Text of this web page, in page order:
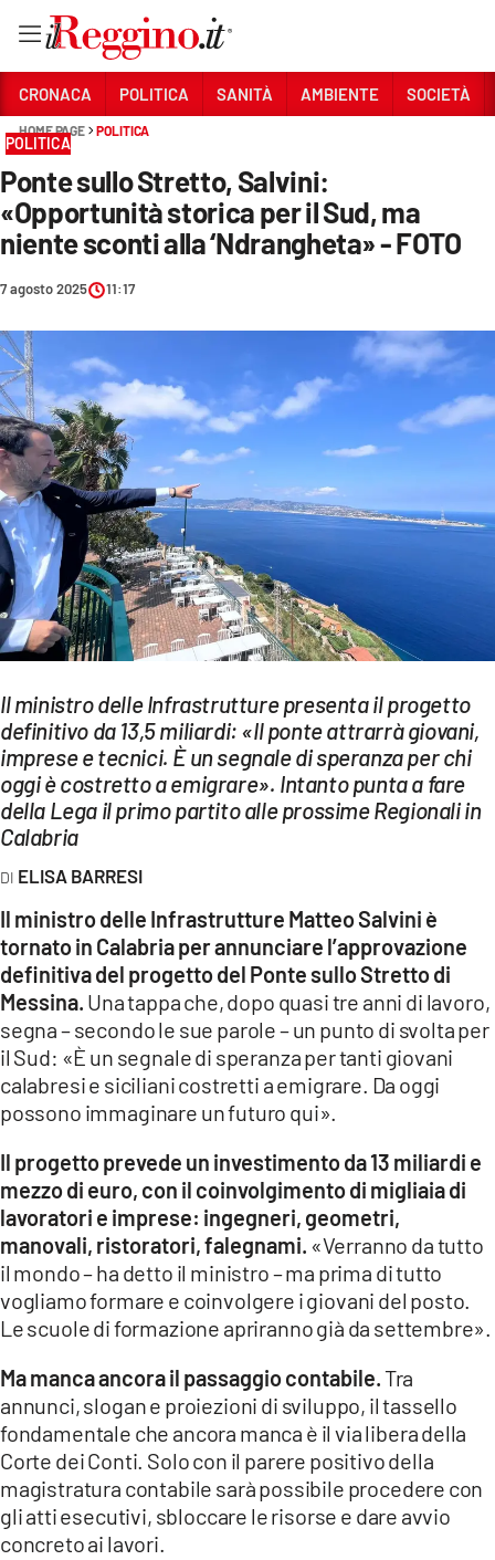
Sezioni
CRONACA
POLITICA
SANITÀ
AMBIENTE
SOCIETÀ
CULTURA
ECONOMIA E LAVORO
EVENTI
SPORT
Streaming
LAC NETWORK
LAC ONAIR
LaC
Network
LACPLAY.IT
LACTV.IT
LACONAIR.IT
LACITYMAG.IT
ILREGGINO.IT
COSENZACHANNEL.IT
ILVIBONESE.IT
CATANZAROCHANNEL.IT
LACAPITALENEWS.IT
App
APPLE
CRONACA POLITICA SANITÀ AMBIENTE SOCIETÀ
HOME PAGE POLITICA
POLITICA
Ponte sullo Stretto, Salvini:
«Opportunità storica per il Sud, ma
niente sconti alla ‘Ndrangheta» - FOTO
7 agosto 2025 11:17
Il ministro delle Infrastrutture presenta il progetto
definitivo da 13,5 miliardi: «Il ponte attrarrà giovani,
imprese e tecnici. È un segnale di speranza per chi
oggi è costretto a emigrare». Intanto punta a fare
della Lega il primo partito alle prossime Regionali in
Calabria
ELISA BARRESI
Il ministro delle Infrastrutture Matteo Salvini è
tornato in Calabria per annunciare l’approvazione
definitiva del progetto del Ponte sullo Stretto di
Messina. Una tappa che, dopo quasi tre anni di lavoro,
segna – secondo le sue parole – un punto di svolta per
il Sud: «È un segnale di speranza per tanti giovani
calabresi e siciliani costretti a emigrare. Da oggi
possono immaginare un futuro qui».
Il progetto prevede un investimento da 13 miliardi e
mezzo di euro, con il coinvolgimento di migliaia di
lavoratori e imprese: ingegneri, geometri,
manovali, ristoratori, falegnami. «Verranno da tutto
il mondo – ha detto il ministro – ma prima di tutto
vogliamo formare e coinvolgere i giovani del posto.
Le scuole di formazione apriranno già da settembre».
Ma manca ancora il passaggio contabile.Tra
annunci, slogan e proiezioni di sviluppo, il tassello
fondamentale che ancora manca è il via libera della
Corte dei Conti. Solo con il parere positivo della
magistratura contabile sarà possibile procedere con
gli atti esecutivi, sbloccare le risorse e dare avvio
concreto ai lavori.